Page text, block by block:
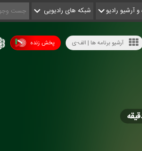
آرشیو رادیو شبکه های رادیویی
پخش زنده آرشیو برنامه ها | الف-ی